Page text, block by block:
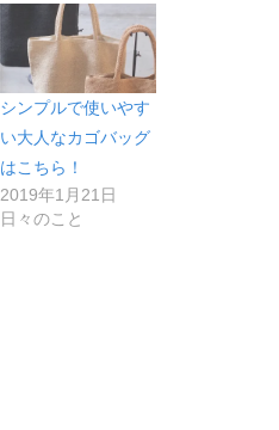
シンプルで使いやす
い大人なカゴバッグ
はこちら！
2019年1月21日
日々のこと